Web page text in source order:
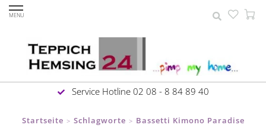
MENU
Service Hotline 02 08 - 8 84 89 40
Startseite > Schlagworte > Bassetti Kimono Paradise